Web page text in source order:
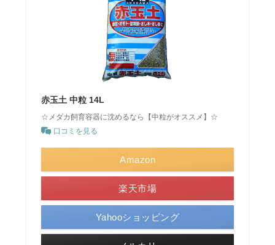
赤玉土 中粒 14L
☆メダカ飼育容器に沈めるなら【中粒がオススメ】☆
口コミを見る
Amazon
楽天市場
Yahooショッピング